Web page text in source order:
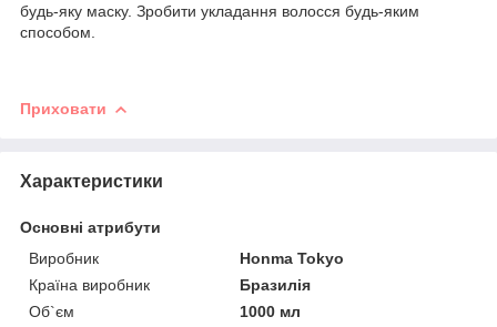
будь-яку маску. Зробити укладання волосся будь-яким
способом.
Приховати
Характеристики
Основні атрибути
Виробник
Honma Tokyo
Країна виробник
Бразилія
Об`єм
1000 мл